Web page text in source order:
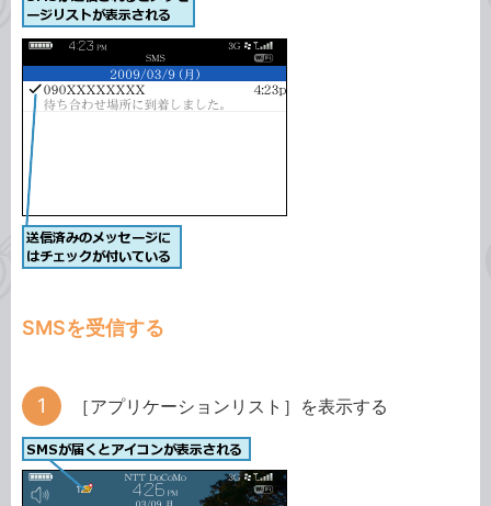
SMSを受信する
［アプリケーションリスト］を表示する